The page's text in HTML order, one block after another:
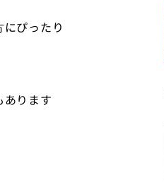
ぴったり
ります